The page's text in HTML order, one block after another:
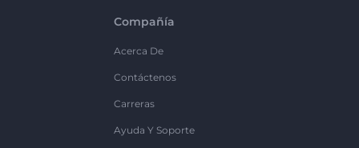
Compañía
Acerca De
Contáctenos
Carreras
Ayuda Y Soporte